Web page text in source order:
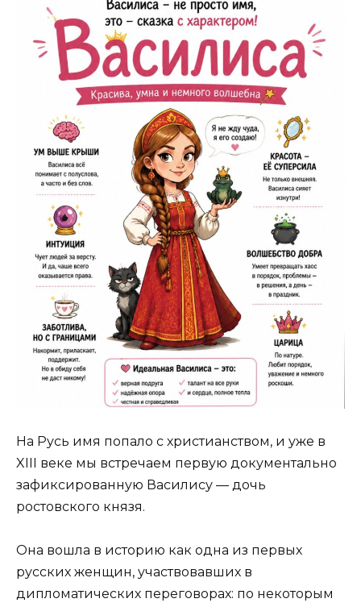
На Русь имя попало с христианством, и уже в
XIII веке мы встречаем первую документально
зафиксированную Василису — дочь
ростовского князя.
Она вошла в историю как одна из первых
русских женщин, участвовавших в
дипломатических переговорах: по некоторым